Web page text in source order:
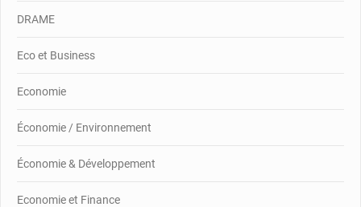
DRAME
Eco et Business
Economie
Économie / Environnement
Économie & Développement
Economie et Finance